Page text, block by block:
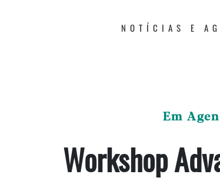
NOTÍCIAS E
Em
Workshop